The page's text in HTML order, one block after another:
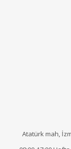
Atatürk mah,